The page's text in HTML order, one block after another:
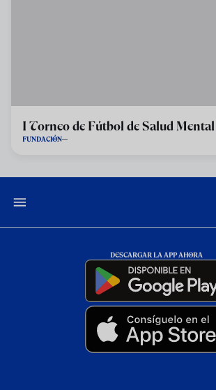
I Torneo de Fútbol de Salud Mental
FUNDACIÓN
DESCARGAR LA APP AHORA